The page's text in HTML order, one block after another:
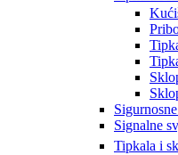
Signalne
Tipkala i